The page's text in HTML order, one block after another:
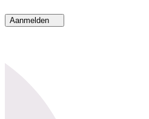
Aanmelden